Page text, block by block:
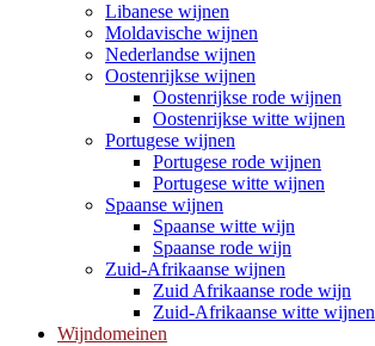
Libanese wijnen
Moldavische wijnen
Nederlandse wijnen
Oostenrijkse wijnen
Oostenrijkse rode wijnen
Oostenrijkse witte wijnen
Portugese wijnen
Portugese rode wijnen
Portugese witte wijnen
Spaanse wijnen
Spaanse witte wijn
Spaanse rode wijn
Zuid-Afrikaanse wijnen
Zuid Afrikaanse rode wijn
Zuid-Afrikaanse witte wijnen
Wijndomeinen